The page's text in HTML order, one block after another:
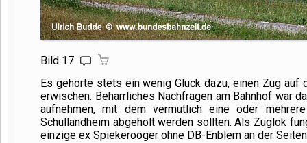
Bild 17
Es gehörte stets ein wenig Glück dazu, einen Zug
erwischen. Beharrliches Nachfragen am Bahnhof war
aufnehmen, mit dem vermutlich eine oder
Schullandheim abgeholt werden sollten. Als Zuglok
einzige ex Spiekerooger ohne DB-Enblem an der